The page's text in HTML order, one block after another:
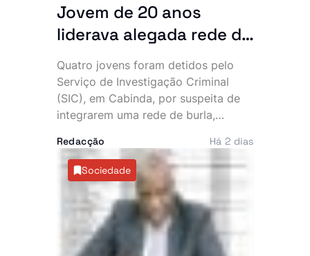
Jovem de 20 anos
liderava alegada rede de
burlas que financiava
uma vida de luxo, diz SIC
Quatro jovens foram detidos pelo
Serviço de Investigação Criminal
(SIC), em Cabinda, por suspeita de
integrarem uma rede de burla,
rede Vodacom, num esquema que
terá desviado cerca de 40 mil euros
e cinco milhões de kwanzas. O
dinheiro alegadamente sustentava
uma vida de luxo, marcada por
viaturas topo de gama, telemóveis
caros e festas frequentes.
Redacção Há 2 dias
Sociedade